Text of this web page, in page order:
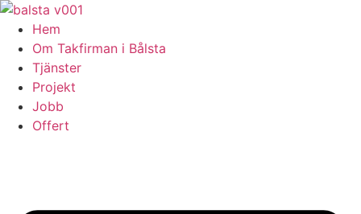
Skip
content
Hem
Om Takfirman i Bålsta
Tjänster
Projekt
Jobb
Offert